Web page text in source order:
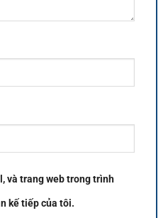
và trang web trong trình
kế tiếp của tôi.